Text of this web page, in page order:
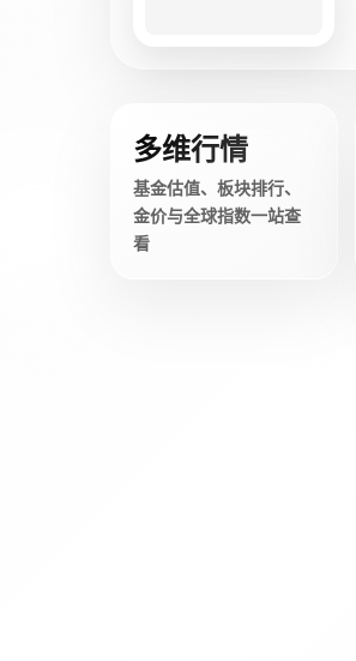
多维行情
基金估值、板块排行、
金价与全球指数一站查
看